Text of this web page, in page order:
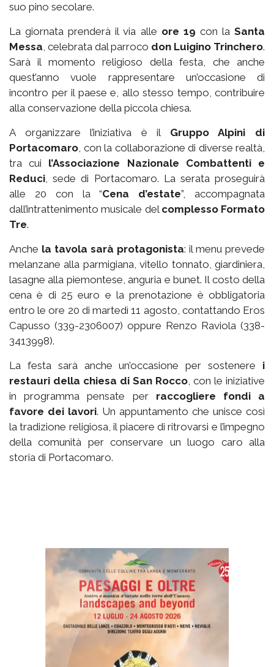
suo pino secolare.
La giornata prenderà il via alle ore 19 con laSanta
Messa, celebrata dal parroco don Luigino Trinchero.
Sarà il momento religioso della festa, che anche
quest’anno vuole rappresentare un’occasione di
incontro per il paese e, allo stesso tempo, contribuire
alla conservazione della piccola chiesa.
A organizzare l’iniziativa è il Gruppo Alpini di
Portacomaro, con la collaborazione di diverse realtà,
tra cui l’Associazione Nazionale Combattenti e
Reduci, sede di Portacomaro. La serata proseguirà
alle 20 con la “Cena d’estate”, accompagnata
dall’intrattenimento musicale del complesso Formato
Tre.
Anche la tavola sarà protagonista: il menu prevede
melanzane alla parmigiana, vitello tonnato, giardiniera,
lasagne alla piemontese, anguria e bunet. Il costo della
cena è di 25 euro e la prenotazione è obbligatoria
entro le ore 20 di martedì 11 agosto, contattando Eros
Capusso (339-2306007) oppure Renzo Raviola (338-
3413998).
La festa sarà anche un’occasione per sostenere i
restauri della chiesa di San Rocco, con le iniziative
in programma pensate per raccogliere fondi a
favore dei lavori. Un appuntamento che unisce così
la tradizione religiosa, il piacere di ritrovarsi e l’impegno
della comunità per conservare un luogo caro alla
storia di Portacomaro.